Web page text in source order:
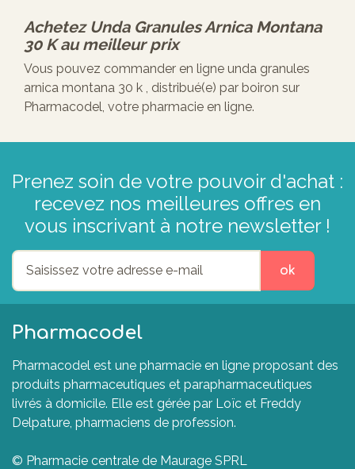
Achetez Unda Granules Arnica Montana
30 Kau meilleur prix
Vous pouvez commander en ligne unda granules
arnica montana 30 k , distribué(e) par boiron sur
Pharmacodel, votre pharmacie en ligne.
Prenez soin de votre pouvoir d'achat :
recevez nos meilleures offres en
vous inscrivant à notre newsletter !
ok
Pharmacodel
Pharmacodel est une pharmacie en ligne proposant des
produits pharmaceutiques et parapharmaceutiques
livrés à domicile. Elle est gérée par Loïc et Freddy
Delpature, pharmaciens de profession.
© Pharmacie centrale de Maurage SPRL